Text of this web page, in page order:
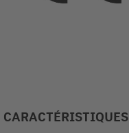
CARACTÉRISTIQUES